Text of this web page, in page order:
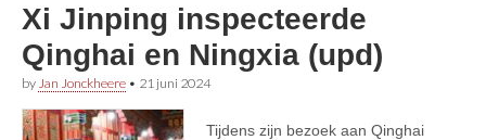
Xi Jinping inspecteerde
Qinghai en Ningxia (upd)
by Jan Jonckheere • 21 juni 2024
Tijdens zijn bezoek aan Qinghai